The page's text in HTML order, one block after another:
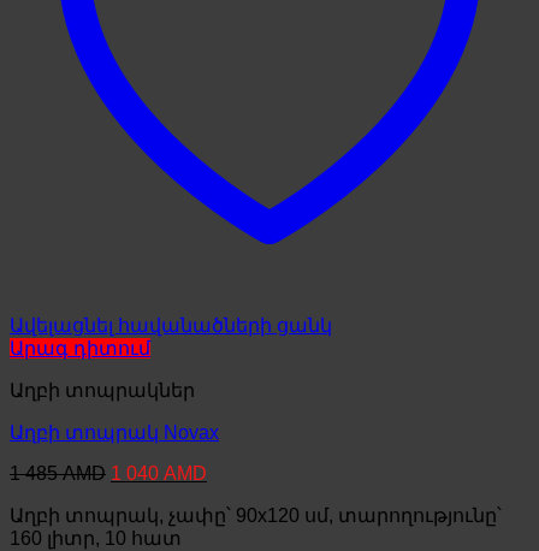
Ավելացնել հավանածների ցանկ
Արագ դիտում
Աղբի տոպրակներ
Աղբի տոպրակ Novax
1 485AMD Original
was:
1
1 040 AMD
is:
Աղբի տոպրակ, չափը՝ 90x120 սմ, տարողությունը՝
160 լիտր, 10 հատ